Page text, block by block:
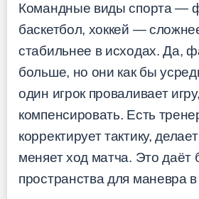
Командные виды спорта —
баскетбол, хоккей —
стабильнее в исходах. Да,
больше, но они как бы
один игрок проваливает
компенсировать. Есть
корректирует тактику,
меняет ход матча. Это даёт
пространства для маневра